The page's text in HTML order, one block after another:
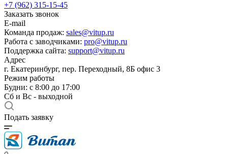
+7 (962) 315-15-45
Заказать звонок
E-mail
Команда продаж: sales@vitup.ru
Работа с заводчиками: pro@vitup.ru
Поддержка сайта: support@vitup.ru
Адрес
г. Екатеринбург, пер. Переходный, 8Б офис 3
Режим работы
Будни: с 8:00 до 17:00
Сб и Вс - выходной
Подать заявку